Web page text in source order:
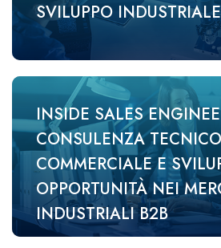
SVILUPPO INDUSTRIALE
INSIDE SALES
CONSULENZA
COMMERCIALE E
OPPORTUNITÀ NEI
INDUSTRIALI B2B